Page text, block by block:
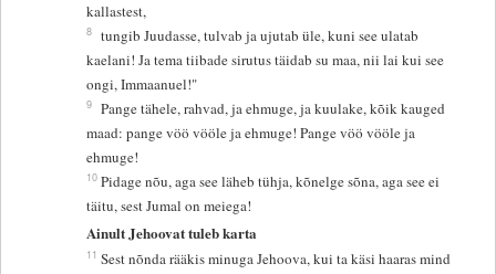
kallastest,
8 tungib Juudasse, tulvab ja ujutab üle, kuni see ulatab
kaelani! Ja tema tiibade sirutus täidab su maa, nii lai kui see
ongi, Immaanuel!"
9 Pange tähele, rahvad, ja ehmuge, ja kuulake, kõik kauged
maad: pange vöö vööle ja ehmuge! Pange vöö vööle ja
ehmuge!
10 Pidage nõu, aga see läheb tühja, kõnelge sõna, aga see ei
täitu, sest Jumal on meiega!
Ainult Jehoovat tuleb karta
11 Sest nõnda rääkis minuga Jehoova, kui ta käsi haaras mind